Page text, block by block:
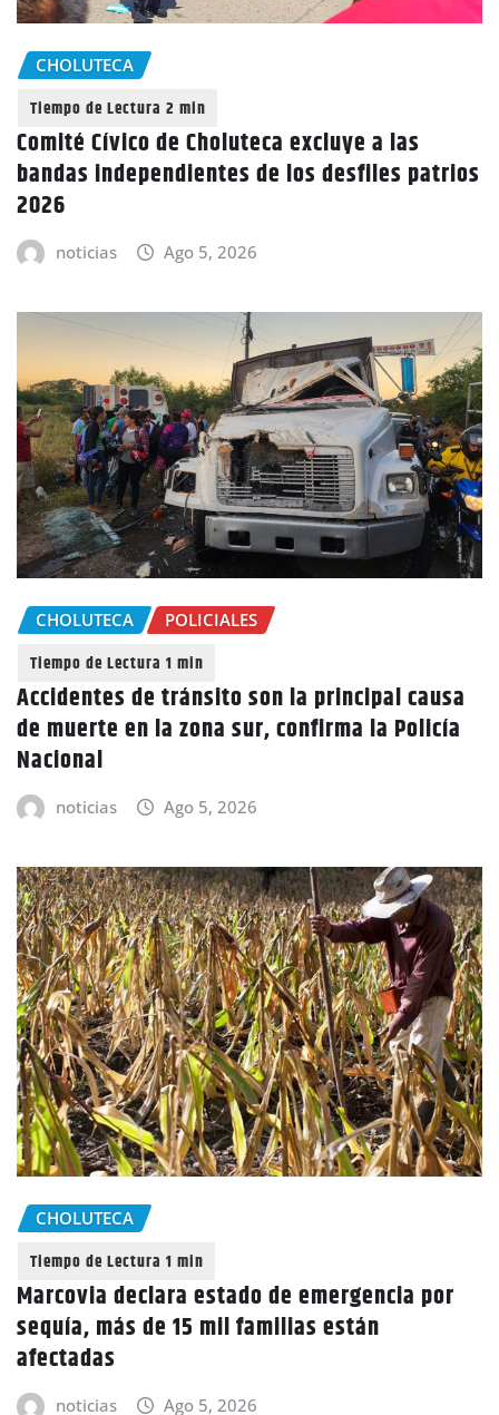
CHOLUTECA
Comité Cívico de Choluteca excluye a las
bandas independientes de los desfiles patrios
2026
noticias Ago 5, 2026
CHOLUTECA POLICIALES
Accidentes de tránsito son la principal causa
de muerte en la zona sur, confirma la Policía
Nacional
noticias Ago 5, 2026
CHOLUTECA
Marcovia declara estado de emergencia por
sequía, más de 15 mil familias están
afectadas
noticias Ago 5, 2026